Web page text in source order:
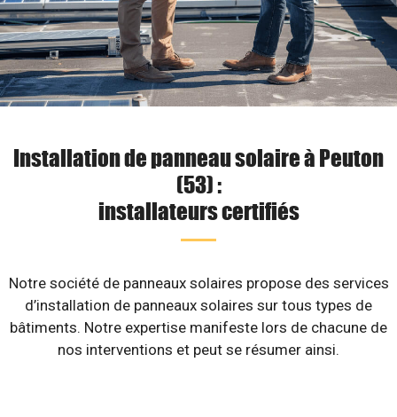
Installation de panneau solaire à Peuton
(53) :
installateurs certifiés
Notre société de panneaux solaires propose des services
d’installation de panneaux solaires sur tous types de
bâtiments. Notre expertise manifeste lors de chacune de
nos interventions et peut se résumer ainsi.